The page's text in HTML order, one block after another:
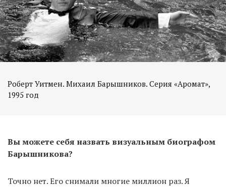
Роберт Уитмен. Михаил Барышников. Серия «Аромат»,
1995 год
Вы можете себя назвать визуальным биографом
Барышникова?
Точно нет. Его снимали многие миллион раз. Я